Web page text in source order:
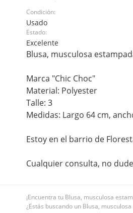
Condición:
Usado
Estado:
Excelente
Blusa, musculosa
Marca "Chic Choc"
Material: Polyester
Talle: 3
Medidas: Largo 64 cm,
Estoy en el barrio de
Cualquier consulta, no
¡Encuentra tu Blusa, musculosa
¿Estás buscando un Blusa,